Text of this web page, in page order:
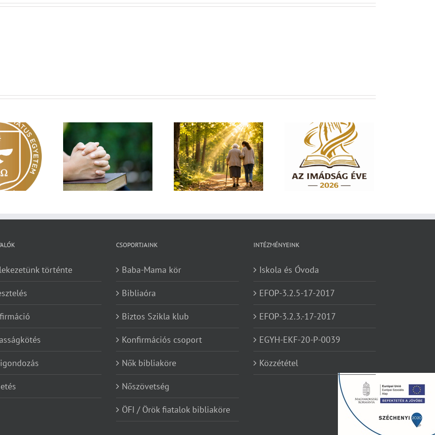
üzenet –
Zsoltárok 149
Egy fa kidől, messze
hangzik. Nő az erdő, ki
hallja? – Diakónusok
vasárnapja – II. rész
Imádság éve 2026 – El
nem hagylak téged
történte
CSOPORTJAINK
Baba-Mama kör
Bibliaóra
Biztos Szikla klub
Konfirmációs csoport
Nők bibliaköre
Nőszövetség
ÖFI / Örök fiatalok bibliaköre
INTÉZMÉNYEINK
Iskola és Óvoda
EFOP-3.2.5-17-2017
EFOP-3.2.3.-17-2017
EGYH-EKF-20-P-0039
Közzététel